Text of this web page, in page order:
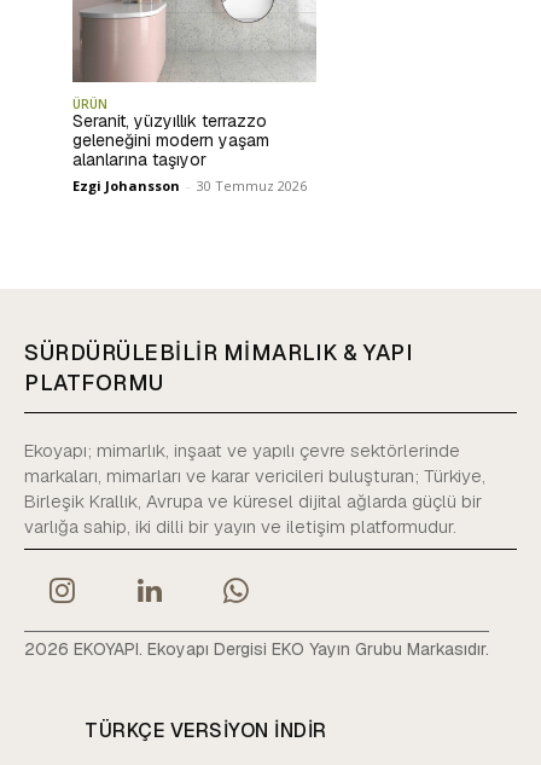
ÜRÜN
Seranit, yüzyıllık terrazzo
geleneğini modern yaşam
alanlarına taşıyor
Ezgi Johansson - 30 Temmuz 2026
SÜRDÜRÜLEBİLİR MİMARLIK & YAPI
PLATFORMU
Ekoyapı; mimarlık, inşaat ve yapılı çevre sektörlerinde
markaları, mimarları ve karar vericileri buluşturan; Türkiye,
Birleşik Krallık, Avrupa ve küresel dijital ağlarda güçlü bir
varlığa sahip, iki dilli bir yayın ve iletişim platformudur.
2026 EKOYAPI. Ekoyapı Dergisi EKO Yayın Grubu Markasıdır.
TÜRKÇE VERSIYON INDIR